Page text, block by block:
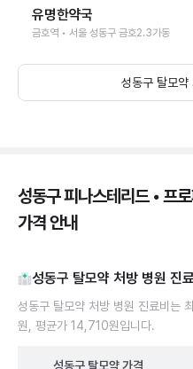
유명한약국
금호역 • 서울 성동구 금호2.3가동
성동구 탈모약
성동구 피나스테리드 • 프
가격 안내
성동구 탈모약 처방 병원 진
성동구 탈모약 처방 병원 진료비는
원, 평균가 14,710원입니다.
성동구 탈모약가격